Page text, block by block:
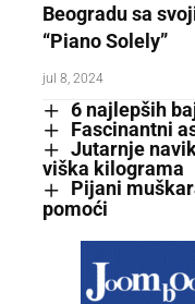
Beogradu sa
“Piano Solely”
jul 8, 2024
6 najlepših
Fascinantni
Jutarnje
viška kilograma
Pijani
pomoći